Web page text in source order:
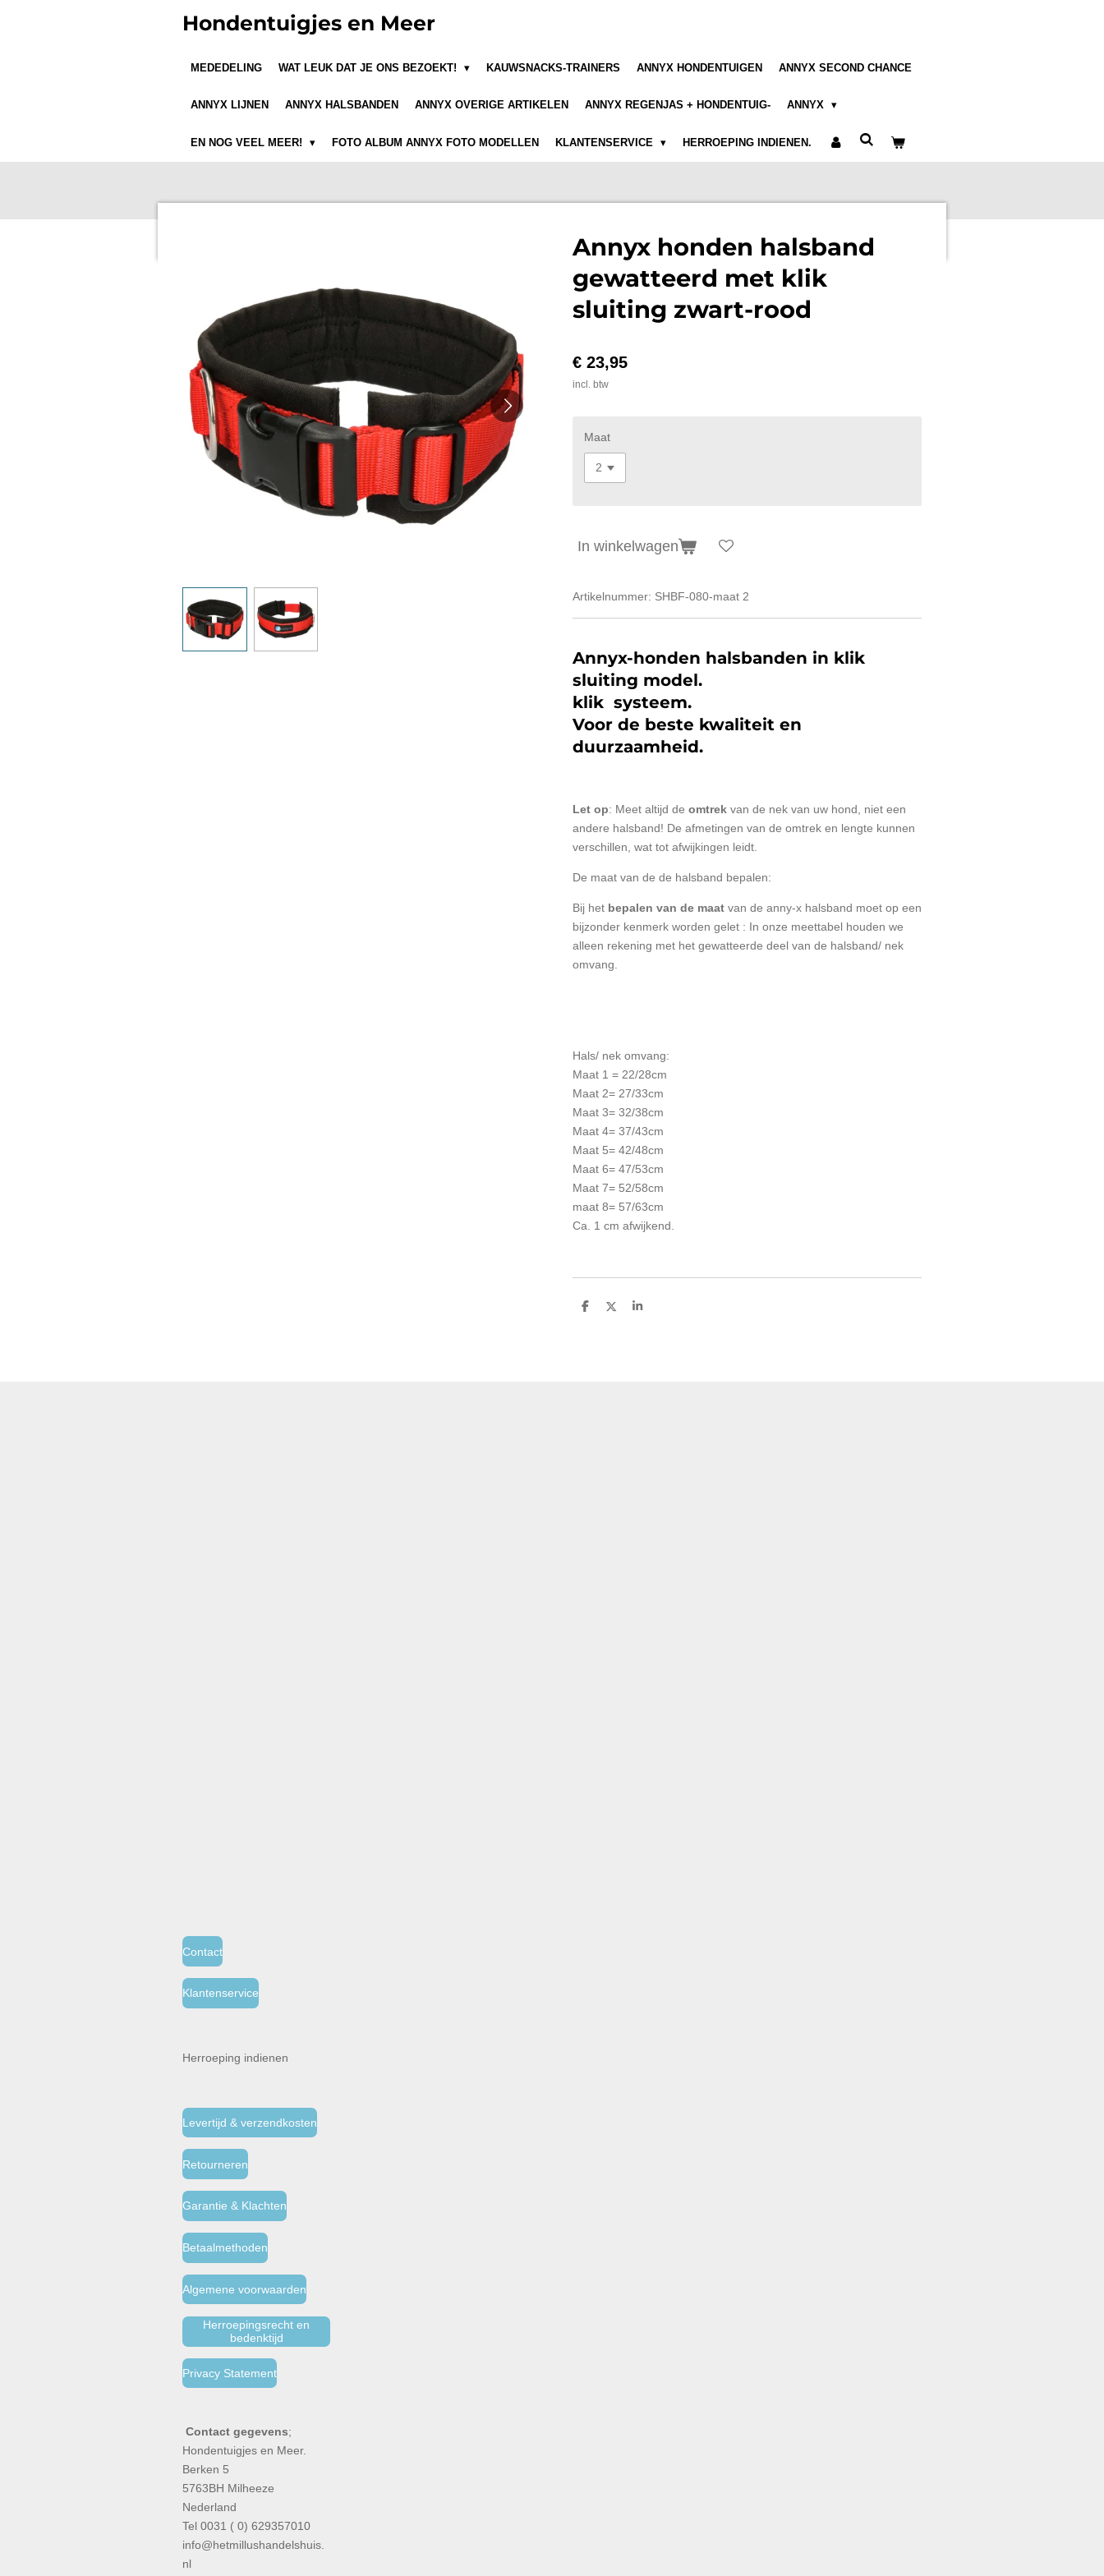
Hondentuigjes en Meer
MEDEDELING WAT LEUK DAT JE ONS BEZOEKT! KAUWSNACKS-TRAINERS ANNYX HONDENTUIGEN ANNYX SECOND CHANCE
ANNYX LIJNEN ANNYX HALSBANDEN ANNYX OVERIGE ARTIKELEN ANNYX REGENJAS + HONDENTUIG- ANNYX
EN NOG VEEL MEER! FOTO ALBUM ANNYX FOTO MODELLEN KLANTENSERVICE HERROEPING INDIENEN.
Annyx honden halsband
gewatteerd met klik
sluiting zwart-rood
€ 23,95
incl. btw
Maat
In winkelwagen
Artikelnummer: SHBF-080-maat 2
Annyx-honden halsbanden in klik
sluiting model.
klik systeem.
Voor de beste kwaliteit en
duurzaamheid.
Let op: Meet altijd de omtrek van de nek van uw hond, niet een
andere halsband! De afmetingen van de omtrek en lengte kunnen
verschillen, wat tot afwijkingen leidt.
De maat van de de halsband bepalen:
Bij het bepalen van de maat van de anny-x halsband moet op een
bijzonder kenmerk worden gelet : In onze meettabel houden we
alleen rekening met het gewatteerde deel van de halsband/ nek
omvang.
Hals/ nek omvang:
Maat 1 = 22/28cm
Maat 2= 27/33cm
Maat 3= 32/38cm
Maat 4= 37/43cm
Maat 5= 42/48cm
Maat 6= 47/53cm
Maat 7= 52/58cm
maat 8= 57/63cm
Ca. 1 cm afwijkend.
D
D
S
Contact
Klantenservice
Herroeping indienen
Levertijd & verzendkosten
Retourneren
Garantie & Klachten
Betaalmethoden
Algemene voorwaarden
Herroepingsrecht en
bedenktijd
Privacy Statement
Contact gegevens;
Hondentuigjes en Meer.
Berken 5
5763BH Milheeze
Nederland
Tel 0031 ( 0) 629357010
info@hetmillushandelshuis.
nl